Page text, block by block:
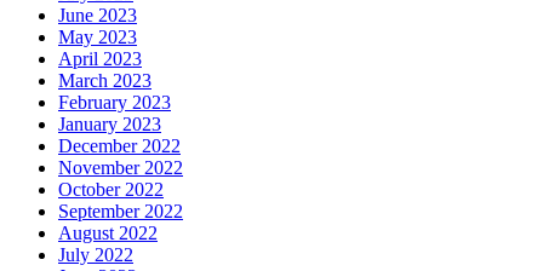
June 2023
May 2023
April 2023
March 2023
February 2023
January 2023
December 2022
November 2022
October 2022
September 2022
August 2022
July 2022